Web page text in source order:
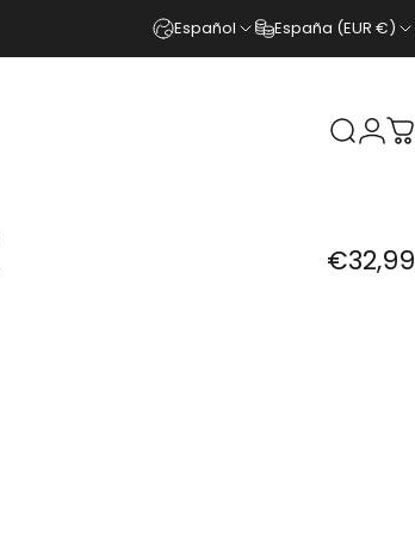
Español España (EUR €)
Buscar
€32,99